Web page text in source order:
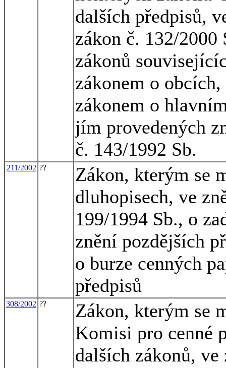
dalších předpisů,
zákon č. 132/2000
zákonů
zákonem o
zákonem o
jím provedených
č. 143/1992 Sb.
211/2002 ??
Zákon, kterým se
dluhopisech, ve
199/1994 Sb., o
znění pozdějších
o burze cenných
předpisů
308/2002 ??
Zákon, kterým se
Komisi pro cenné
dalších zákonů,